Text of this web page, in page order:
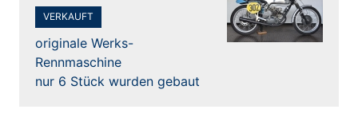
VERKAUFT
originale Werks-
Rennmaschine
nur 6 Stück wurden gebaut